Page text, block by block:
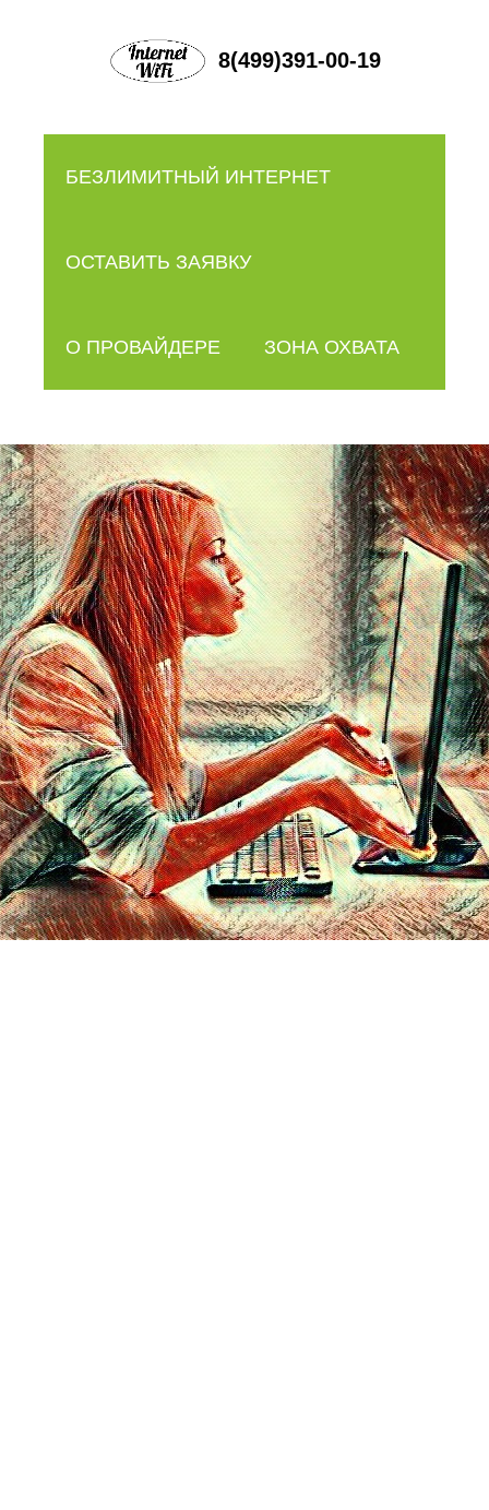
8(499)391-00-19
БЕЗЛИМИТНЫЙ ИНТЕРНЕТ
ОСТАВИТЬ ЗАЯВКУ
О ПРОВАЙДЕРЕ ЗОНА ОХВАТА